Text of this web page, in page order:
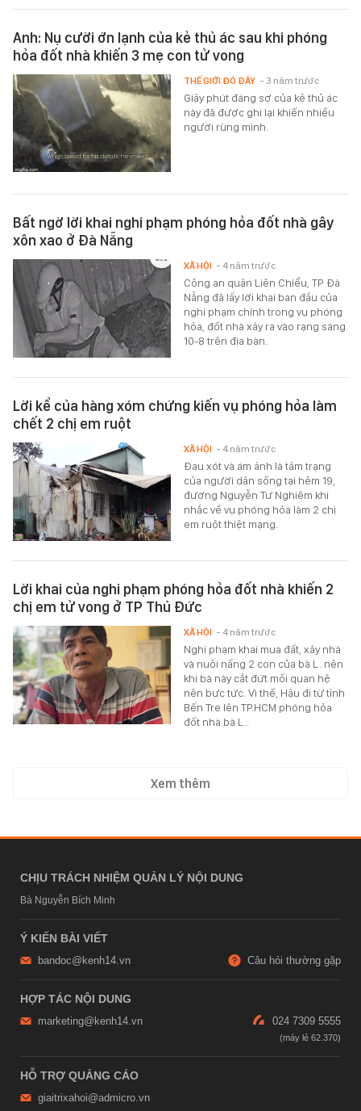
Anh: Nụ cười ớn lạnh của kẻ thủ ác sau khi phóng
hỏa đốt nhà khiến 3 mẹ con tử vong
Giây phút đáng sợ của kẻ thủ ác
này đã được ghi lại khiến nhiều
người rùng mình.
THẾ GIỚI ĐÓ ĐÂY - 3 năm trước
Bất ngờ lời khai nghi phạm phóng hỏa đốt nhà gây
xôn xao ở Đà Nẵng
Công an quận Liên Chiểu, TP Đà
Nẵng đã lấy lời khai ban đầu của
nghi phạm chính trong vụ phóng
hỏa, đốt nhà xảy ra vào rạng sáng
10-8 trên địa bàn.
XÃ HỘI - 4 năm trước
Lời kể của hàng xóm chứng kiến vụ phóng hỏa làm
chết 2 chị em ruột
Đau xót và ám ảnh là tâm trạng
của người dân sống tại hẻm 19,
đường Nguyễn Tư Nghiêm khi
nhắc về vụ phóng hỏa làm 2 chị
em ruột thiệt mạng.
XÃ HỘI - 4 năm trước
Lời khai của nghi phạm phóng hỏa đốt nhà khiến 2
chị em tử vong ở TP Thủ Đức
Nghi phạm khai mua đất, xây nhà
và nuôi nấng 2 con của bà L. nên
khi bà này cắt đứt mối quan hệ
nên bực tức. Vì thế, Hậu đi từ tỉnh
Bến Tre lên TP.HCM phóng hỏa
đốt nhà bà L..
XÃ HỘI - 4 năm trước
Xem thêm
CHỊU TRÁCH NHIỆM QUẢN LÝ NỘI DUNG
Bà Nguyễn Bích Minh
Ý KIẾN BÀI VIẾT
bandoc@kenh14.vn Câu hỏi thường gặp
HỢP TÁC NỘI DUNG
marketing@kenh14.vn 024 7309 5555
HỖ TRỢ QUẢNG CÁO
giaitrixahoi@admicro.vn